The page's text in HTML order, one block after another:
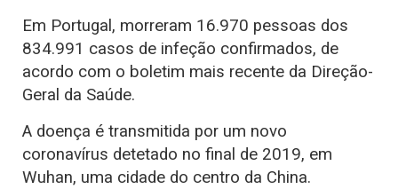
Em Portugal, morreram 16.970 pessoas dos
834.991 casos de infeção confirmados, de
acordo com o boletim mais recente da Direção-
Geral da Saúde.
A doença é transmitida por um novo
coronavírus detetado no final de 2019, em
Wuhan, uma cidade do centro da China.